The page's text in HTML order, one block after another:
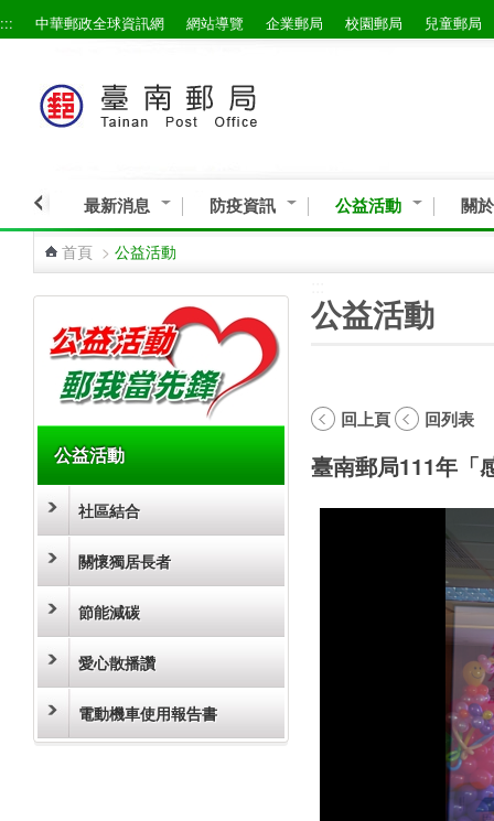
跳到主要內容區塊
::: 中華郵政全球資訊網 網站導覽 企業郵局 校園郵局 兒童郵局
最新消息 防疫資訊 公益活動 關
首頁 > 公益活動
公益活動
社區結合
關懷獨居長者
節能減碳
愛心散播讚
電動機車使用報告書
公益活動
回上頁 回列表
臺南郵局111年「